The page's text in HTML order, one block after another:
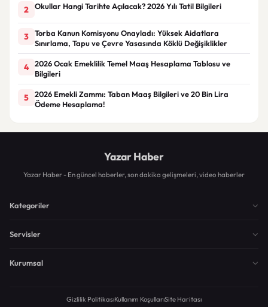
2 Okullar Hangi Tarihte Açılacak? 2026 Yılı Tatil Bilgileri
3
Torba Kanun Komisyonu Onayladı: Yüksek Aidatlara
Sınırlama, Tapu ve Çevre Yasasında Köklü Değişiklikler
4
2026 Ocak Emeklilik Temel Maaş Hesaplama Tablosu ve
Bilgileri
5
2026 Emekli Zammı: Taban Maaş Bilgileri ve 20 Bin Lira
Ödeme Hesaplama!
Yazar Haber
Yazar Haber - En güncel haberler, son dakika gelişmeleri, video haberler
Kategoriler
Servisler
Kurumsal
Gizlilik PolitikasıKullanım KoşullarıSite Haritası